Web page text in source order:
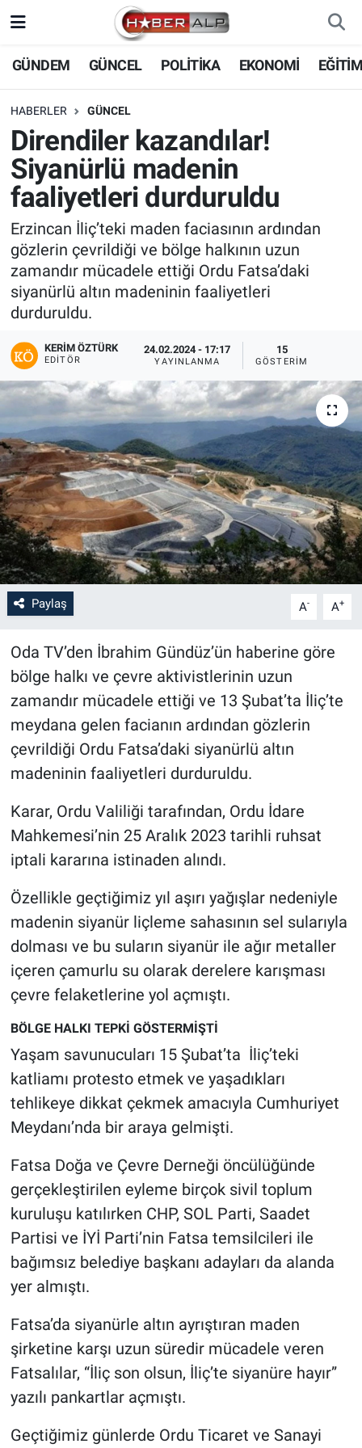
GÜNDEM GÜNCEL POLİTİKA EKONOMİ
HABERLER GÜNCEL
Direndiler kazandılar!
Siyanürlü madenin
faaliyetleri durduruldu
Erzincan İliç’teki maden faciasının ardından
gözlerin çevrildiği ve bölge halkının uzun
zamandır mücadele ettiği Ordu Fatsa’daki
siyanürlü altın madeninin faaliyetleri
durduruldu.
KERIM ÖZTÜRK
EDITÖR
24.02.2024 - 17:17
YAYINLANMA
15
GÖSTERIM
Paylaş A- A+
Oda TV’den İbrahim Gündüz’ün haberine göre
bölge halkı ve çevre aktivistlerinin uzun
zamandır mücadele ettiği ve 13 Şubat’ta İliç’te
meydana gelen facianın ardından gözlerin
çevrildiği Ordu Fatsa’daki siyanürlü altın
madeninin faaliyetleri durduruldu.
Karar, Ordu Valiliği tarafından, Ordu İdare
Mahkemesi’nin 25 Aralık 2023 tarihli ruhsat
iptali kararına istinaden alındı.
Özellikle geçtiğimiz yıl aşırı yağışlar nedeniyle
madenin siyanür liçleme sahasının sel sularıyla
dolması ve bu suların siyanür ile ağır metaller
içeren çamurlu su olarak derelere karışması
çevre felaketlerine yol açmıştı.
BÖLGE HALKI TEPKİ GÖSTERMİŞTİ
Yaşam savunucuları 15 Şubat’ta İliç’teki
katliamı protesto etmek ve yaşadıkları
tehlikeye dikkat çekmek amacıyla Cumhuriyet
Meydanı’nda bir araya gelmişti.
Fatsa Doğa ve Çevre Derneği öncülüğünde
gerçekleştirilen eyleme birçok sivil toplum
kuruluşu katılırken CHP, SOL Parti, Saadet
Partisi ve İYİ Parti’nin Fatsa temsilcileri ile
bağımsız belediye başkanı adayları da alanda
yer almıştı.
Fatsa’da siyanürle altın ayrıştıran maden
şirketine karşı uzun süredir mücadele veren
Fatsalılar, “İliç son olsun, İliç’te siyanüre hayır”
yazılı pankartlar açmıştı.
Geçtiğimiz günlerde Ordu Ticaret ve Sanayi
Nöbetçi Eczaneler
Hava Durumu
Trafik Durumu
Süper Lig Puan Durumu ve Fikstür
Tüm Manşetler
Son Dakika Haberleri
Haber Arşivi